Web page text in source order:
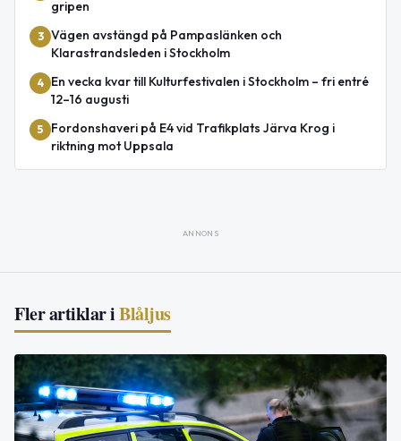
gripen
3 Vägen avstängd på Pampaslänken och
Klarastrandsleden i Stockholm
4
En vecka kvar till Kulturfestivalen i Stockholm – fri entré
12–16 augusti
5
Fordonshaveri på E4 vid Trafikplats Järva Krog i
riktning mot Uppsala
ANNONS
Fler artiklar iBlåljus